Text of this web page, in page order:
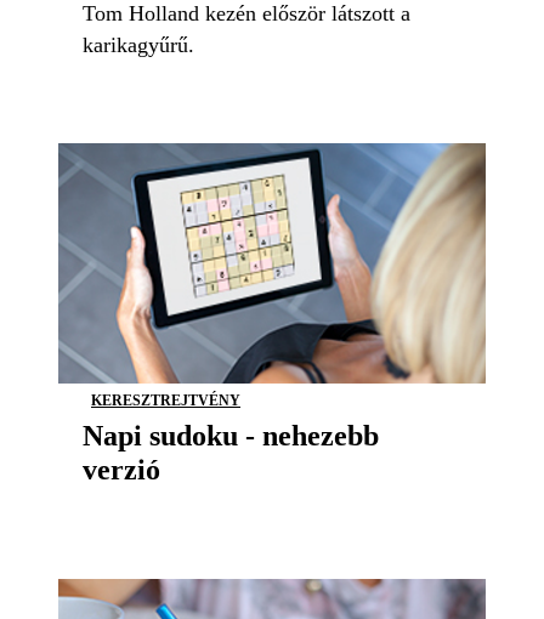
Tom Holland kezén először látszott a
karikagyűrű.
KERESZTREJTVÉNY
Napi sudoku - nehezebb
verzió